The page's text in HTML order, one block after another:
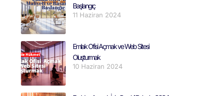
Başlangıç
11 Haziran 2024
Emlak Ofisi Açmak ve Web Sitesi
Oluşturmak
10 Haziran 2024